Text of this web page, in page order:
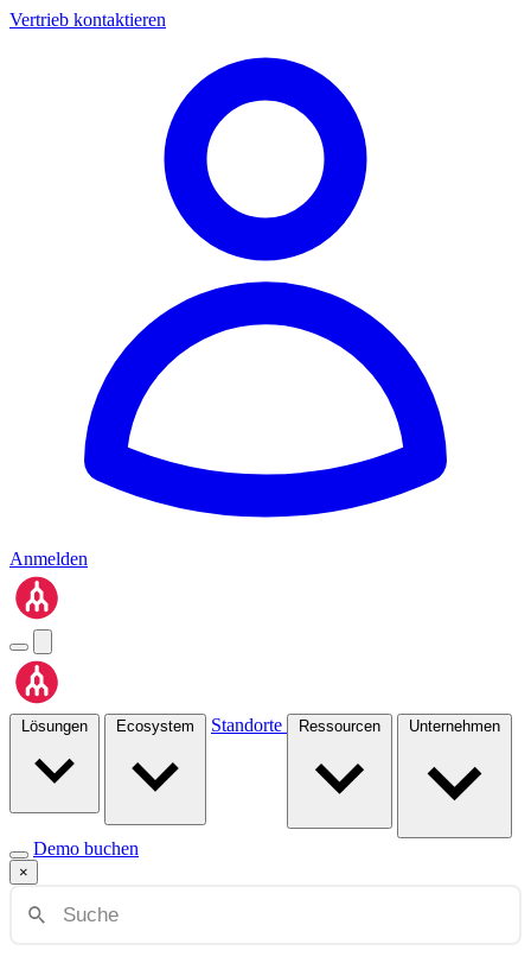
Vertrieb kontaktieren
Anmelden
Standorte
Demo buchen
×